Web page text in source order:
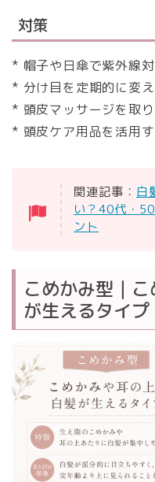
対策
* 帽子や日傘で紫外線
* 分け目を定期的に変
* 頭皮マッサージを取
* 頭皮ケア用品を活用
関連記事： 白
い？40代・
ント
こめかみ型｜
が生えるタイプ